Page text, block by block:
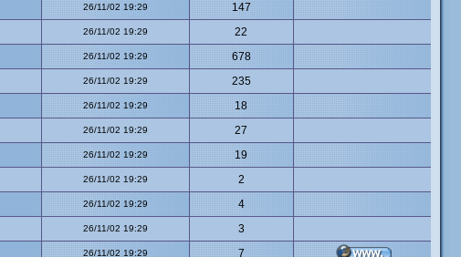
26/11/02 19:29
147
26/11/02 19:29
22
26/11/02 19:29
678
26/11/02 19:29
235
26/11/02 19:29
18
26/11/02 19:29
27
26/11/02 19:29
19
26/11/02 19:29
2
26/11/02 19:29
4
26/11/02 19:29
3
26/11/02 19:29
7